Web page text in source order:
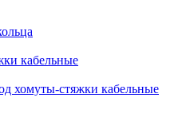
кабельные
хомуты-стяжки кабельные